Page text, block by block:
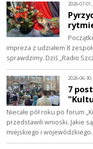
2026-07-
impreza z udziałem 8
sprawdzimy. Dziś „Radio
2026-06-
7
Niecałe pół roku po forum
przedstawili wnioski. Jakie
miejskiego i